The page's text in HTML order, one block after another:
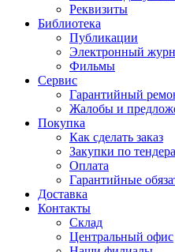
Реквизиты
Библиотека
Публикации
Электронный
Фильмы
Сервис
Гарантийный
Жалобы и
Покупка
Как сделать заказ
Закупки по
Оплата
Гарантийные
Доставка
Контакты
Склад
Центральный офис